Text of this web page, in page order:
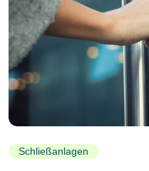
Schließanlagen